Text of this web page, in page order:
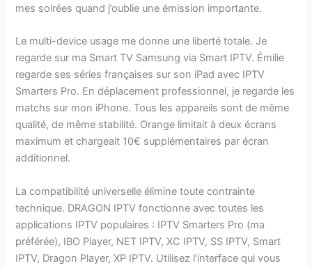
mes soirées quand j’oublie une émission importante.
Le multi-device usage me donne une liberté totale. Je
regarde sur ma Smart TV Samsung via Smart IPTV. Émilie
regarde ses séries françaises sur son iPad avec IPTV
Smarters Pro. En déplacement professionnel, je regarde les
matchs sur mon iPhone. Tous les appareils sont de même
qualité, de même stabilité. Orange limitait à deux écrans
maximum et chargeait 10€ supplémentaires par écran
additionnel.
La compatibilité universelle élimine toute contrainte
technique. DRAGON IPTV fonctionne avec toutes les
applications IPTV populaires : IPTV Smarters Pro (ma
préférée), IBO Player, NET IPTV, XC IPTV, SS IPTV, Smart
IPTV, Dragon Player, XP IPTV. Utilisez l’interface qui vous